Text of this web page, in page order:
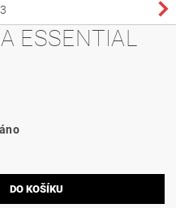
ESSENTIAL